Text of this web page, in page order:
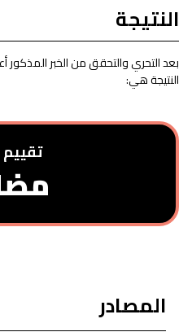
النتيجة
بعد التحري والتحقق من الخبر المذكور
النتيجة هي:
تقييم
المصادر